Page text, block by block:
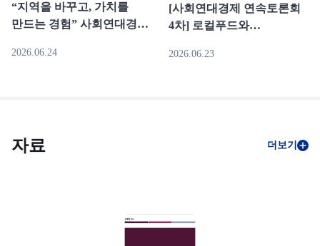
“지역을 바꾸고, 가치를
만드는 경험” 사회연대경제
(행안부)
2026.06.24
[사회연대경제 연속토론회
4차] 로컬푸드와
(6.25)
2026.06.23
자료 더보기